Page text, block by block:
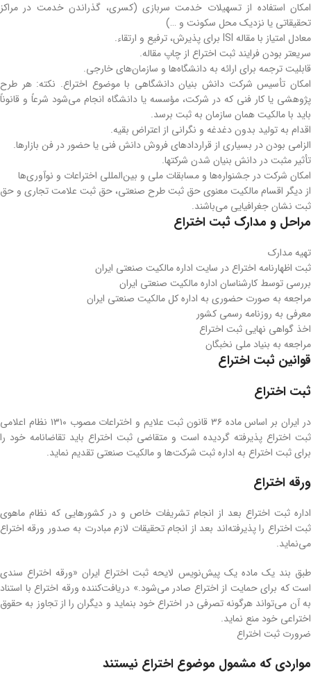
امکان استفاده از تسهیلات خدمت سربازی (کسری، گذراندن خدمت در مراکز
تحقیقاتی یا نزدیک محل سکونت و …)
معادل امتیاز با مقاله ISI برای پذیرش، ترفیع و ارتقاء.
سریعتر بودن فرایند ثبت اختراع از چاپ مقاله.
قابلیت ترجمه برای ارائه به دانشگاه‌ها و سازمان‌های خارجی.
امکان تأسیس شرکت دانش بنیان دانشگاهی با موضوع اختراع. نکته: هر طرح
پژوهشی یا کار فنی که در شرکت، مؤسسه یا دانشگاه انجام می‌شود شرعاً و قانوناً
باید با مالکیت همان سازمان به ثبت برسد.
اقدام به تولید بدون دغدغه و نگرانی از اعتراض بقیه.
الزامی بودن در بسیاری از قراردادهای فروش دانش فنی یا حضور در فن بازارها.
تأثیر مثبت در دانش بنیان شدن شرکتها.
امکان شرکت در جشنواره‌ها و مسابقات ملی و بین‌المللی اختراعات و نوآوری‌ها
از دیگر اقسام مالکیت معنوی حق ثبت طرح صنعتی، حق ثبت علامت تجاری و حق
ثبت نشان جغرافیایی می‌باشند.
مراحل و مدارک ثبت اختراع
تهیه مدارک
ثبت اظهارنامه اختراع در سایت اداره مالکیت صنعتی ایران
بررسی توسط کارشناسان اداره مالکیت صنعتی ایران
مراجعه به صورت حضوری به اداره کل مالکیت صنعتی ایران
معرفی به روزنامه رسمی کشور
اخذ گواهی نهایی ثبت اختراع
مراجعه به بنیاد ملی نخبگان
قوانین ثبت اختراع
ثبت اختراع
در ایران بر اساس ماده ۳۶ قانون ثبت علایم و اختراعات مصوب ۱۳۱۰ نظام اعلامی
ثبت اختراع پذیرفته گردیده ‌است و متقاضی ثبت اختراع باید تقاضانامه خود را
برای ثبت اختراع به اداره ثبت شرکت‌ها و مالکیت صنعتی تقدیم نماید.
ورقه اختراع
اداره ثبت اختراع بعد از انجام تشریفات خاص و در کشورهایی که نظام ماهوی
ثبت اختراع را پذیرفته‌اند بعد از انجام تحقیقات لازم مبادرت به صدور ورقه اختراع
می‌نماید.
طبق بند یک ماده یک پیش‌نویس لایحه ثبت اختراع ایران «ورقه اختراع سندی
است که برای حمایت از اختراع صادر می‌شود.» دریافت‌کننده ورقه اختراع با استناد
به آن می‌تواند هرگونه تصرفی در اختراع خود بنماید و دیگران را از تجاوز به حقوق
اختراعی خود منع نماید.
ضرورت ثبت اختراع
مواردی که مشمول موضوع اختراع نیستند